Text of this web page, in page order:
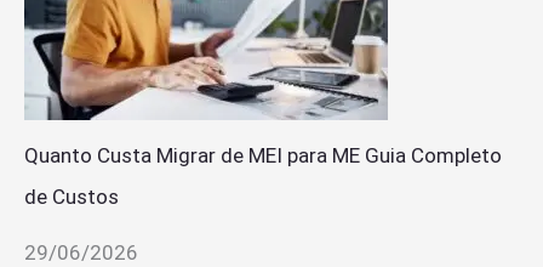
Quanto Custa Migrar de MEI para ME Guia Completo
de Custos
29/06/2026